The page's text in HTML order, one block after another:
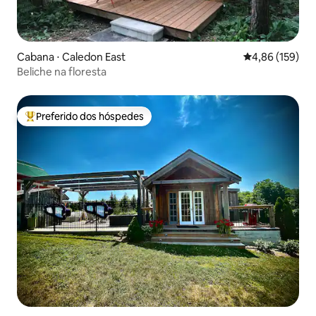
Cabana ⋅ Caledon East 4,86 de uma
4,86 (159)
Beliche na floresta
Entre os melhores preferidos dos hóspedes
Preferido dos hóspedes